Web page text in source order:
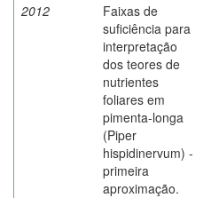
2012
Faixas de
suficiência para
interpretação
dos teores de
nutrientes
foliares em
pimenta-longa
(Piper
hispidinervum) -
primeira
aproximação.